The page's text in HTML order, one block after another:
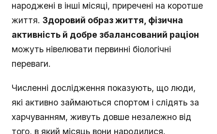
народжені в інші місяці, приречені на коротше
життя. Здоровий образ життя, фізична
активність й добре збалансований раціон
можуть нівелювати первинні біологічні
переваги.
Численні дослідження показують, що люди,
які активно займаються спортом і слідять за
харчуванням, живуть довше незалежно від
того, в який місяць вони народилися.